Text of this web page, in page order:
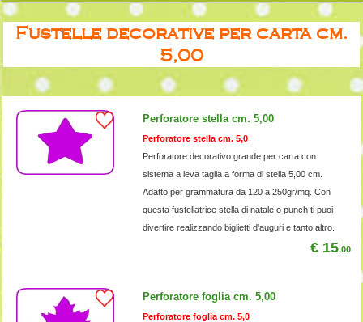
Fustelle decorative per carta cm.
5,00
Perforatore stella cm. 5,00
Perforatore stella cm. 5,0
Perforatore decorativo grande per carta con
sistema a leva taglia a forma di stella 5,00 cm.
Adatto per grammatura da 120 a 250gr/mq. Con
questa fustellatrice stella di natale o punch ti puoi
divertire realizzando biglietti d'auguri e tanto altro.
€ 15,00
Perforatore foglia cm. 5,00
Perforatore foglia cm. 5,0